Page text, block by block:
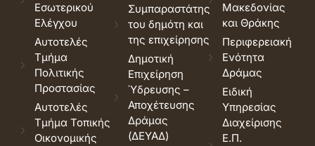
Εσωτερικού
Ελέγχου
Αυτοτελές
Τμήμα
Πολιτικής
Προστασίας
Αυτοτελές
Τμήμα Τοπικής
Οικονομικής
Συμπαραστάτης
του δημότη και
της επιχείρησης
Δημοτική
Επιχείρηση
Ύδρευσης –
Αποχέτευσης
Δράμας
(ΔΕΥΑΔ)
Μακεδονίας
και Θράκης
Περιφερειακή
Ενότητα
Δράμας
Ειδική
Υπηρεσίας
Διαχείρισης
Ε.Π.